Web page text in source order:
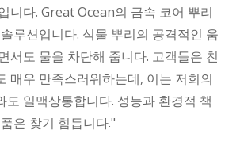
니다. Great Ocean의 금속 코어 뿌리
루션입니다. 식물 뿌리의 공격적인 움
서도 물을 차단해 줍니다. 고객들은 친
매우 만족스러워하는데, 이는 저희의
도 일맥상통합니다. 성능과 환경적 책
은 찾기 힘듭니다."